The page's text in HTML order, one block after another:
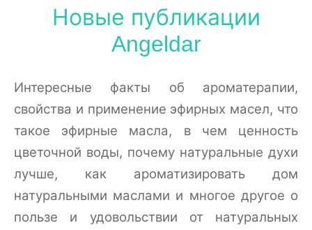
Новые публикации
Angeldar
Интересные факты об ароматерапии,
свойства и применение эфирных масел, что
такое эфирные масла, в чем ценность
цветочной воды, почему натуральные духи
лучше, как ароматизировать дом
натуральными маслами и многое другое о
пользе и удовольствии от натуральных